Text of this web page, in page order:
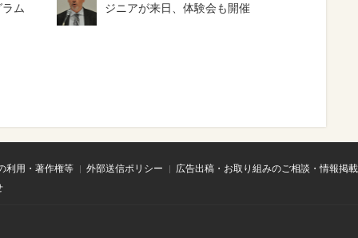
ム
ジニアが来日、体験会も開催
利用・著作権等 外部送信ポリシー
広告出稿・お取り組みのご相談・情報掲